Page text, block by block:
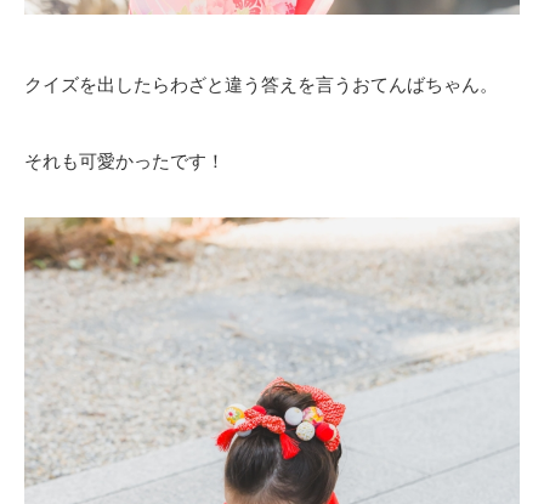
クイズを出したらわざと違う答えを言うおてんばちゃん。
それも可愛かったです！